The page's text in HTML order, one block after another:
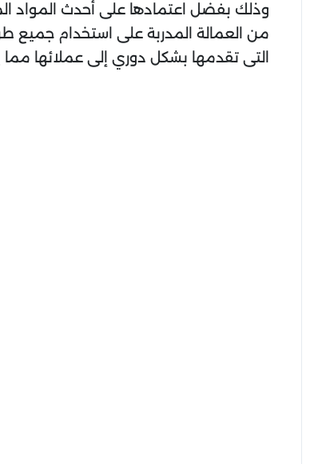
وذلك بفضل اعتمادها على أحدث المواد
من العمالة المدربة على استخدام جميع
التى تقدمها بشكل دوري إلى عملائها